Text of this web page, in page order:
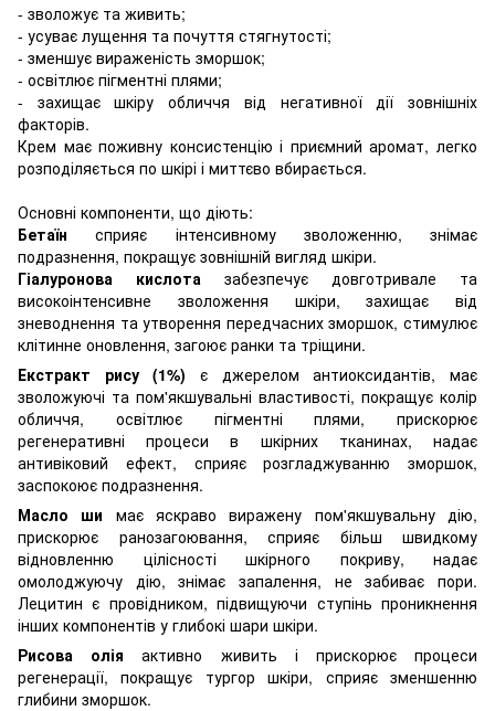
- зволожує та живить;
- усуває лущення та почуття стягнутості;
- зменшує вираженість зморшок;
- освітлює пігментні плями;
- захищає шкіру обличчя від негативної дії зовнішніх
факторів.
Крем має поживну консистенцію і приємний аромат, легко
розподіляється по шкірі і миттєво вбирається.
Основні компоненти, що діють:
Бетаїн сприяє інтенсивному зволоженню, знімає
подразнення, покращує зовнішній вигляд шкіри.
Гіалуронова кислота забезпечує довготривале та
високоінтенсивне зволоження шкіри, захищає від
зневоднення та утворення передчасних зморшок, стимулює
клітинне оновлення, загоює ранки та тріщини.
Екстракт рису (1%) є джерелом антиоксидантів, має
зволожуючі та пом'якшувальні властивості, покращує колір
обличчя, освітлює пігментні плями, прискорює
регенеративні процеси в шкірних тканинах, надає
антивіковий ефект, сприяє розгладжуванню зморшок,
заспокоює подразнення.
Масло ши має яскраво виражену пом'якшувальну дію,
прискорює ранозагоювання, сприяє більш швидкому
відновленню цілісності шкірного покриву, надає
омолоджуючу дію, знімає запалення, не забиває пори.
Лецитин є провідником, підвищуючи ступінь проникнення
інших компонентів у глибокі шари шкіри.
Рисова оліяактивно живить і прискорює процеси
регенерації, покращує тургор шкіри, сприяє зменшенню
глибини зморшок.